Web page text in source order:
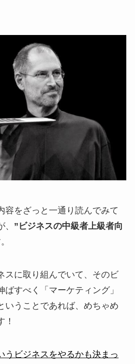
容をざっと一通り読んでみて
”ビジネスの中級者上級者向
スに取り組んでいて、そのビ
ばすべく「マーケティング」
いうことであれば、めちゃめ
！
うビジネスをやるかも決まっ